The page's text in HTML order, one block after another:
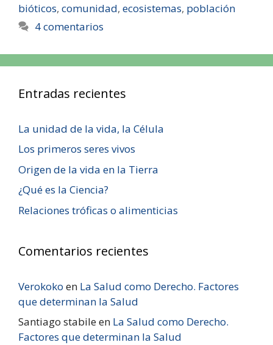
bióticos, comunidad, ecosistemas, población
4 comentarios
Entradas recientes
La unidad de la vida, la Célula
Los primeros seres vivos
Origen de la vida en la Tierra
¿Qué es la Ciencia?
Relaciones tróficas o alimenticias
Comentarios recientes
Verokoko en La Salud como Derecho. Factores
que determinan la Salud
Santiago stabileen La Salud como Derecho.
Factores que determinan la Salud